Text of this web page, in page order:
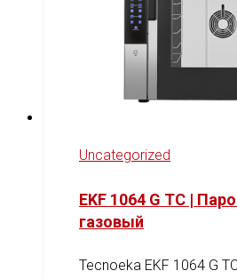
Uncategorized
EKF 1064 G TC |
газовый
Tecnoeka EKF 1064 G